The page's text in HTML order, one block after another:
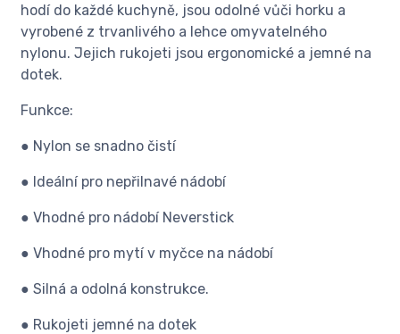
hodí do každé kuchyně, jsou odolné vůči horku a
vyrobené z trvanlivého a lehce omyvatelného
nylonu. Jejich rukojeti jsou ergonomické a jemné na
dotek.
Funkce:
● Nylon se snadno čistí
● Ideální pro nepřilnavé nádobí
● Vhodné pro nádobí Neverstick
● Vhodné pro mytí v myčce na nádobí
● Silná a odolná konstrukce.
● Rukojeti jemné na dotek